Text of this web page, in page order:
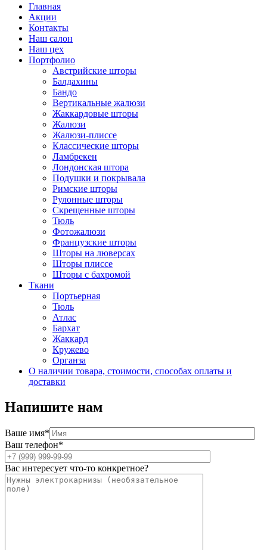
Главная
Акции
Контакты
Наш салон
Наш цех
Портфолио
Австрийские шторы
Балдахины
Бандо
Вертикальные жалюзи
Жаккардовые шторы
Жалюзи
Жалюзи-плиссе
Классические шторы
Ламбрекен
Лондонская штора
Подушки и покрывала
Римские шторы
Рулонные шторы
Скрещенные шторы
Тюль
Фотожалюзи
Французские шторы
Шторы на люверсах
Шторы плиссе
Шторы с бахромой
Ткани
Портьерная
Тюль
Атлас
Бархат
Жаккард
Кружево
Органза
О наличии товара, стоимости, способах оплаты и
доставки
Напишите нам
Ваше имя*
Ваш телефон*
Вас интересует что-то конкретное?